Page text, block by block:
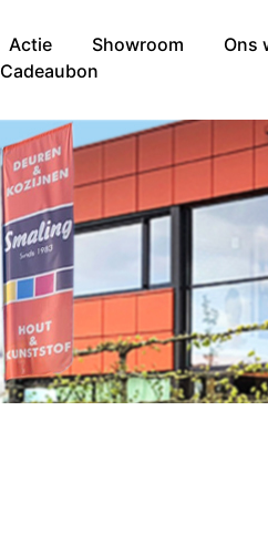
Actie Showroom
Ons
Cadeaubon